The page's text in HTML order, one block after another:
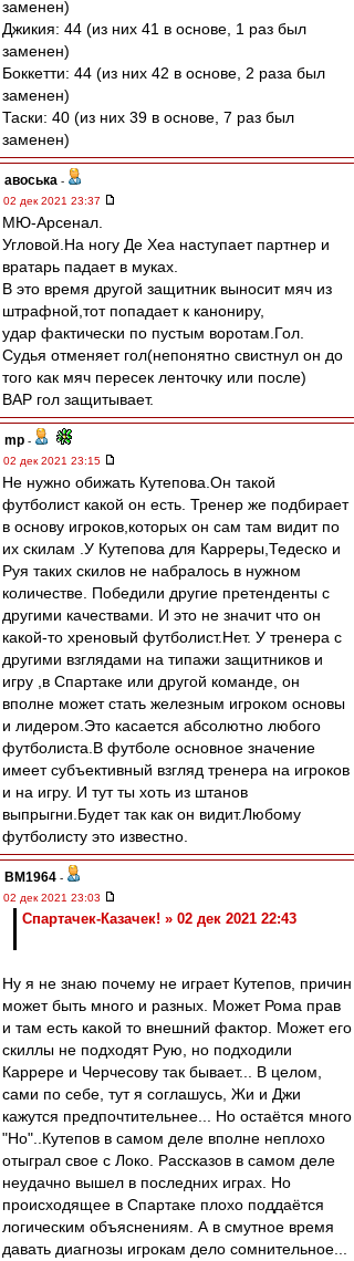
заменен)
Джикия: 44 (из них 41 в основе, 1 раз был
заменен)
Боккетти: 44 (из них 42 в основе, 2 раза был
заменен)
Таски: 40 (из них 39 в основе, 7 раз был
заменен)
авоська -
02 дек 2021 23:37
МЮ-Арсенал.
Угловой.На ногу Де Хеа наступает партнер и
вратарь падает в муках.
В это время другой защитник выносит мяч из
штрафной,тот попадает к канониру,
удар фактически по пустым воротам.Гол.
Судья отменяет гол(непонятно свистнул он до
того как мяч пересек ленточку или после)
ВАР гол защитывает.
mp -
02 дек 2021 23:15
Не нужно обижать Кутепова.Он такой
футболист какой он есть. Тренер же подбирает
в основу игроков,которых он сам там видит по
их скилам .У Кутепова для Карреры,Тедеско и
Руя таких скилов не набралось в нужном
количестве. Победили другие претенденты с
другими качествами. И это не значит что он
какой-то хреновый футболист.Нет. У тренера с
другими взглядами на типажи защитников и
игру ,в Спартаке или другой команде, он
вполне может стать железным игроком основы
и лидером.Это касается абсолютно любого
футболиста.В футболе основное значение
имеет субъективный взгляд тренера на игроков
и на игру. И тут ты хоть из штанов
выпрыгни.Будет так как он видит.Любому
футболисту это известно.
BM1964 -
02 дек 2021 23:03
Спартачек-Казачек! » 02 дек 2021 22:43
Ну я не знаю почему не играет Кутепов, причин
может быть много и разных. Может Рома прав
и там есть какой то внешний фактор. Может его
скиллы не подходят Рую, но подходили
Каррере и Черчесову так бывает... В целом,
сами по себе, тут я соглашусь, Жи и Джи
кажутся предпочтительнее... Но остаётся много
"Но"..Кутепов в самом деле вполне неплохо
отыграл свое с Локо. Рассказов в самом деле
неудачно вышел в последних играх. Но
происходящее в Спартаке плохо поддаётся
логическим объяснениям. А в смутное время
давать диагнозы игрокам дело сомнительное...